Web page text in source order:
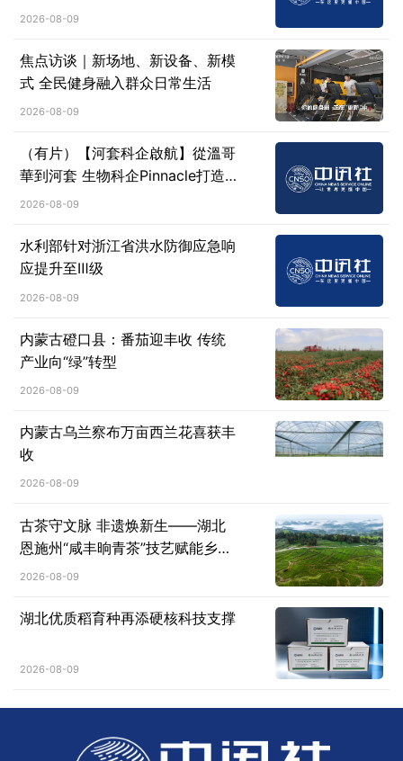
高效
2026-08-09
焦点访谈｜新场地、新设备、新模
式 全民健身融入群众日常生活
2026-08-09
（有片）【河套科企啟航】從溫哥
華到河套 生物科企Pinnacle打造
灣區「細胞工廠」
2026-08-09
水利部针对浙江省洪水防御应急响
应提升至Ⅲ级
2026-08-09
内蒙古磴口县：番茄迎丰收 传统
产业向“绿”转型
2026-08-09
内蒙古乌兰察布万亩西兰花喜获丰
收
2026-08-09
古茶守文脉 非遗焕新生——湖北
恩施州“咸丰晌青茶”技艺赋能乡村
振兴纪实
2026-08-09
湖北优质稻育种再添硬核科技支撑
2026-08-09